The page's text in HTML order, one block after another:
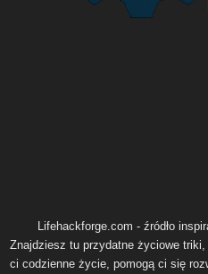
Lifehackforge.com - źródło
Znajdziesz tu przydatne życiowe triki,
ci codzienne życie, pomogą ci się